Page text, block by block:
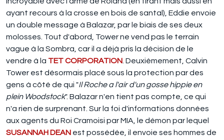
ayant recours à la crosse en bois de santal), Eddie envoie
un double message à Balazar, par le biais de ses deux
molosses. Tout d'abord, Tower ne vend pas le terrain
vague à la Sombra, car il a déjà pris la décision de le
vendre à la TET CORPORATION . Deuxièmement, Calvin
Tower est désormais placé sous la protection par des
gens à côté de qui "Il Roche a l'air d'un gosse hippie en
plein Woodstock". Balazar n'en tient pas compte, ce qui
n'a rien de surprenant. Sur la foi d'informations données
aux agents du Roi Cramoisi par MIA, le démon par lequel
SUSANNAH DEAN est possédée, il envoie ses hommes de